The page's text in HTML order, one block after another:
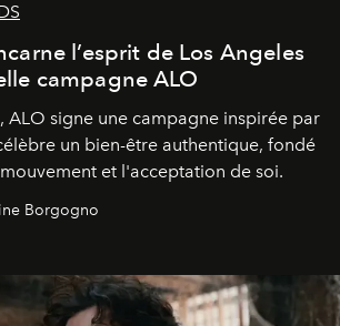
l’esprit de Los Angeles
campagne ALO
ALO signe une campagne inspirée par
un bien-être authentique, fondé
et l'acceptation de soi.
Borgogno